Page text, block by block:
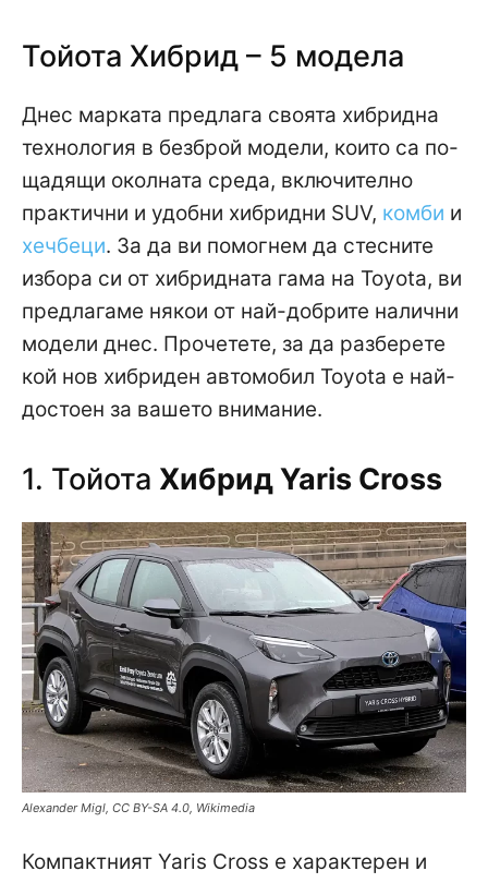
Тойота Хибрид – 5 модела
Днес марката предлага своята хибридна
технология в безброй модели, които са по-
щадящи околната среда, включително
практични и удобни хибридни SUV, комби и
хечбеци. За да ви помогнем да стесните
избора си от хибридната гама на Toyota, ви
предлагаме някои от най-добрите налични
модели днес. Прочетете, за да разберете
кой нов хибриден автомобил Toyota е най-
достоен за вашето внимание.
1. Тойота Хибрид Yaris Cross
Alexander Migl, CC BY-SA 4.0, Wikimedia
Компактният Yaris Cross е характерен и